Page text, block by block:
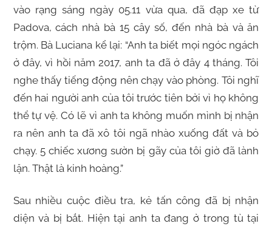
vào rạng sáng ngày 05.11 vừa qua, đã đạp xe từ
Padova, cách nhà bà 15 cây số, đến nhà bà và ăn
trộm. Bà Luciana kể lại: “Anh ta biết mọi ngóc ngách
ở đây, vì hồi năm 2017, anh ta đã ở đây 4 tháng. Tôi
nghe thấy tiếng động nên chạy vào phòng. Tôi nghĩ
đến hai người anh của tôi trước tiên bởi vì họ không
thể tự vệ. Có lẽ vì anh ta không muốn mình bị nhận
ra nên anh ta đã xô tôi ngã nhào xuống đất và bỏ
chạy. 5 chiếc xương sườn bị gãy của tôi giờ đã lành
lặn. Thật là kinh hoàng.”
Sau nhiều cuộc điều tra, kẻ tấn công đã bị nhận
diện và bị bắt. Hiện tại anh ta đang ở trong tù tại